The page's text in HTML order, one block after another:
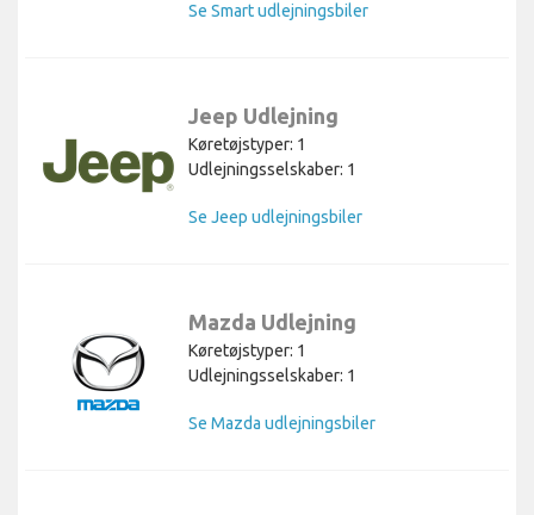
Se Smart udlejningsbiler
Jeep Udlejning
Køretøjstyper: 1
Udlejningsselskaber: 1
Se Jeep udlejningsbiler
Mazda Udlejning
Køretøjstyper: 1
Udlejningsselskaber: 1
Se Mazda udlejningsbiler